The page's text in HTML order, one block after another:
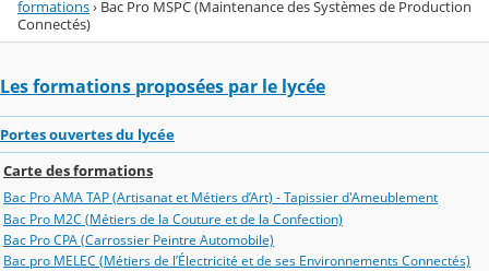
formations› Bac Pro MSPC (Maintenance des Systèmes de Production
Connectés)
Les formations proposées par le lycée
Portes ouvertes du lycée
Carte des formations
Bac Pro AMA TAP (Artisanat et Métiers d’Art) - Tapissier d'Ameublement
Bac Pro M2C (Métiers de la Couture et de la Confection)
Bac Pro CPA (Carrossier Peintre Automobile)
Bac pro MELEC (Métiers de l’Électricité et de ses Environnements Connectés)